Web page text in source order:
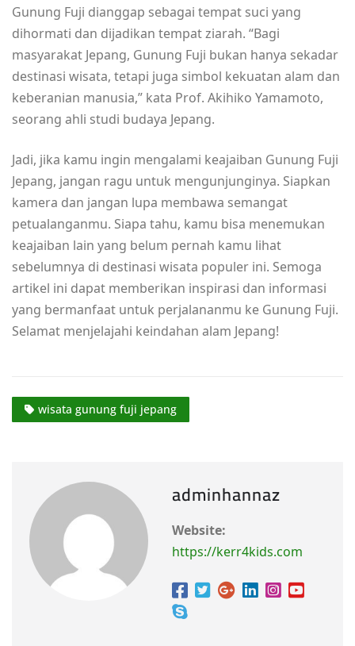
Gunung Fuji dianggap sebagai tempat suci yang
dihormati dan dijadikan tempat ziarah. “Bagi
masyarakat Jepang, Gunung Fuji bukan hanya sekadar
destinasi wisata, tetapi juga simbol kekuatan alam dan
keberanian manusia,” kata Prof. Akihiko Yamamoto,
seorang ahli studi budaya Jepang.
Jadi, jika kamu ingin mengalami keajaiban Gunung Fuji
Jepang, jangan ragu untuk mengunjunginya. Siapkan
kamera dan jangan lupa membawa semangat
petualanganmu. Siapa tahu, kamu bisa menemukan
keajaiban lain yang belum pernah kamu lihat
sebelumnya di destinasi wisata populer ini. Semoga
artikel ini dapat memberikan inspirasi dan informasi
yang bermanfaat untuk perjalananmu ke Gunung Fuji.
Selamat menjelajahi keindahan alam Jepang!
wisata gunung fuji jepang
adminhannaz
Website:
https://kerr4kids.com